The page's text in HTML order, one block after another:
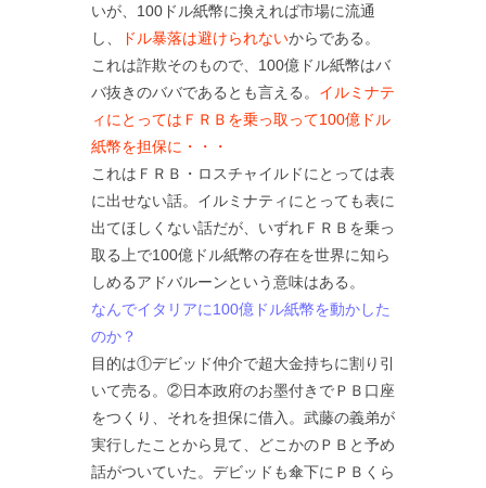
いが、100ドル紙幣に換えれば市場に流通
し、
ドル暴落は避けられないからである。
これは詐欺そのもので、100億ドル紙幣はバ
バ抜きのババであるとも言える。 イルミナテ
ィにとってはＦＲＢを乗っ取って100億ドル
紙幣を担保に・・・
これはＦＲＢ・ロスチャイルドにとっては表
に出せない話。イルミナティにとっても表に
出てほしくない話だが、いずれＦＲＢを乗っ
取る上で100億ドル紙幣の存在を世界に知ら
しめるアドバルーンという意味はある。
なんでイタリアに100億ドル紙幣を動かした
のか？
目的は①デビッド仲介で超大金持ちに割り引
いて売る。②日本政府のお墨付きでＰＢ口座
をつくり、それを担保に借入。武藤の義弟が
実行したことから見て、どこかのＰＢと予め
話がついていた。デビッドも傘下にＰＢくら